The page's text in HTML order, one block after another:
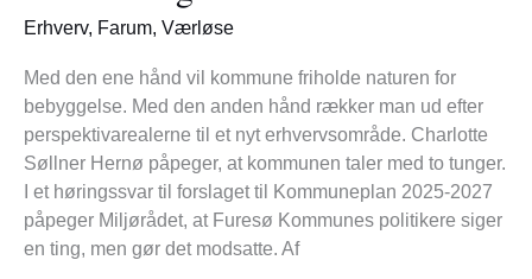
Erhverv, Farum, Værløse
Med den ene hånd vil kommune friholde naturen for
bebyggelse. Med den anden hånd rækker man ud efter
perspektivarealerne til et nyt erhvervsområde. Charlotte
Søllner Hernø påpeger, at kommunen taler med to tunger.
I et høringssvar til forslaget til Kommuneplan 2025-2027
påpeger Miljørådet, at Furesø Kommunes politikere siger
en ting, men gør det modsatte. Af
to